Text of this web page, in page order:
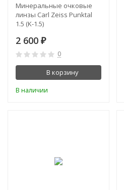
Минеральные очковые
линзы Carl Zeiss Punktal
1.5 (K-1.5)
2 600 ₽
0
В корзину
В наличии